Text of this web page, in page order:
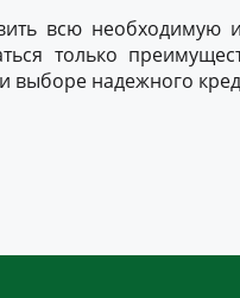
всю необходимую
только
выборе надежного